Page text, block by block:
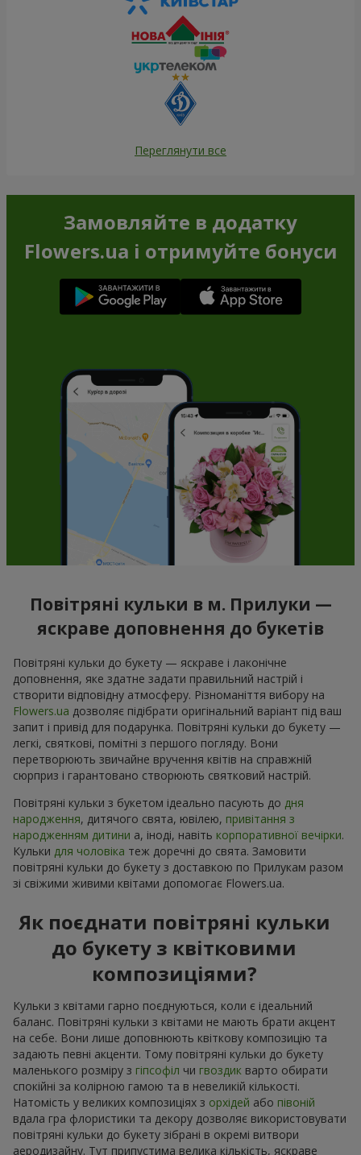
Переглянути все
Замовляйте в додатку
Flowers.ua і отримуйте бонуси
Повітряні кульки в м. Прилуки —
яскраве доповнення до букетів
Повітряні кульки до букету — яскраве і лаконічне
доповнення, яке здатне задати правильний настрій і
створити відповідну атмосферу. Різноманіття вибору на
Flowers.ua дозволяє підібрати оригінальний варіант під ваш
запит і привід для подарунка. Повітряні кульки до букету —
легкі, святкові, помітні з першого погляду. Вони
перетворюють звичайне вручення квітів на справжній
сюрприз і гарантовано створюють святковий настрій.
Повітряні кульки з букетом ідеально пасують до дня
народження, дитячого свята, ювілею, привітання з
народженням дитини а, іноді, навіть корпоративної вечірки.
Кульки для чоловіка теж доречні до свята. Замовити
повітряні кульки до букету з доставкою по Прилукам разом
зі свіжими живими квітами допомогає Flowers.ua.
Як поєднати повітряні кульки
до букету з квітковими
композиціями?
Кульки з квітами гарно поєднуються, коли є ідеальний
баланс. Повітряні кульки з квітами не мають брати акцент
на себе. Вони лише доповнюють квіткову композицію та
задають певні акценти. Тому повітряні кульки до букету
маленького розміру з гіпсофіл чи гвоздик варто обирати
спокійні за колірною гамою та в невеликій кількості.
Натомість у великих композиціях з орхідей або півоній
вдала гра флористики та декору дозволяє використовувати
повітряні кульки до букету зібрані в окремі витвори
аеродизайну. Тут припустима велика кількість, яскраве